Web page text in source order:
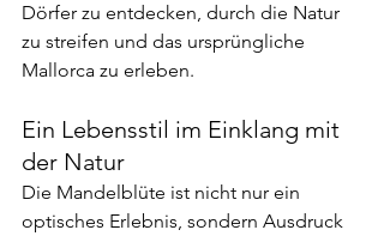
Dörfer zu entdecken, durch die Natur
zu streifen und das ursprüngliche
Mallorca zu erleben.
Ein Lebensstil im Einklang mit
der Natur
Die Mandelblüte ist nicht nur ein
optisches Erlebnis, sondern Ausdruck